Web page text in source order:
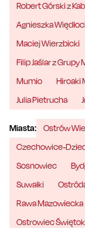
Robert Górski z
Agnieszka
Maciej Wierzbicki
Filip Jaślar z Grupy
Mumio
Hiroaki
Julia Pietrucha
Miasta: Ostrów
Czechowice-
Sosnowiec
Suwałki
Rawa Mazowiecka
Ostrowiec